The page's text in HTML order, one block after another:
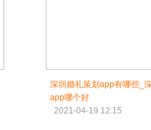
深圳婚礼策划app有哪些_
app哪个好
2021-04-19 12:15